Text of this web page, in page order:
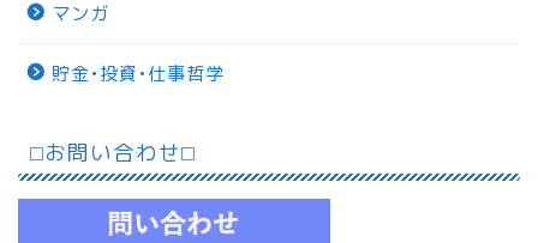
マンガ
貯金•投資•仕事哲学
⬜︎お問い合わせ⬜︎